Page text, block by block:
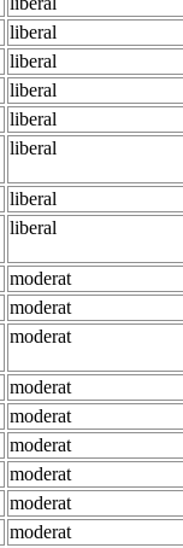
liberal
liberal
liberal
liberal
liberal
liberal
liberal
moderat
moderat
moderat
moderat
moderat
moderat
moderat
moderat
moderat